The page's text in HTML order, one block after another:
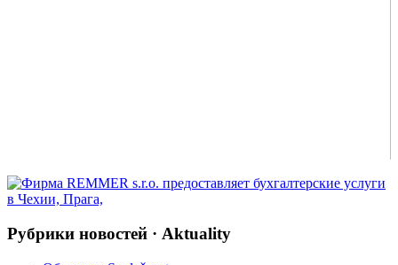
Рубрики новостей · Aktuality